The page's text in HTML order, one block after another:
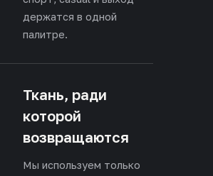
держатся в одной
палитре.
Ткань, ради
которой
возвращаются
Мы используем только